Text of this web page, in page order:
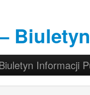
menu
tekstu
widgetów Informacji